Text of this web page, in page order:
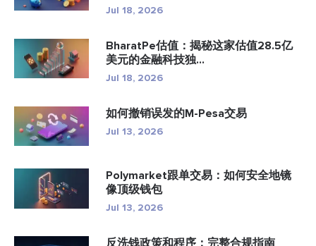
Jul 18, 2026
BharatPe估值：揭秘这家估值28.5亿
美元的金融科技独...
Jul 18, 2026
如何撤销误发的M-Pesa交易
Jul 13, 2026
Polymarket跟单交易：如何安全地镜
像顶级钱包
Jul 13, 2026